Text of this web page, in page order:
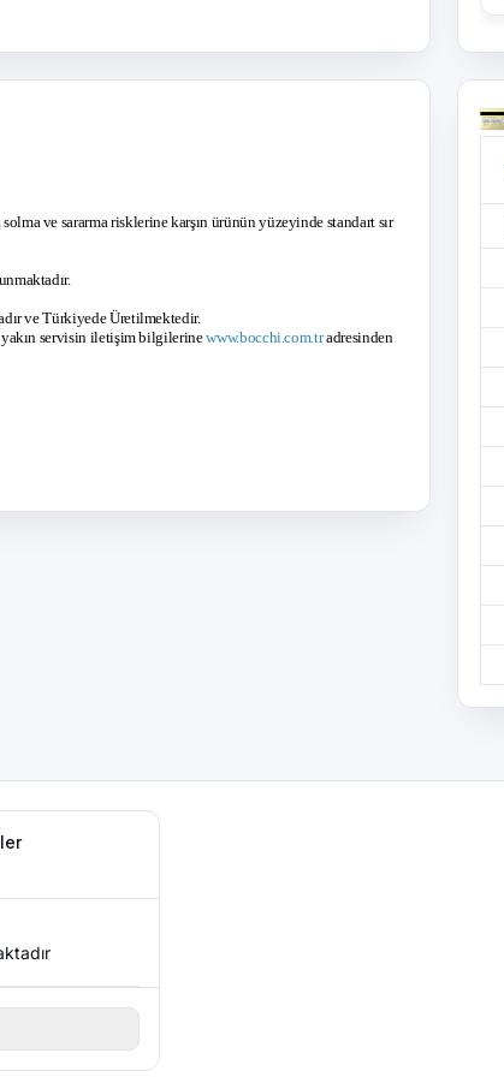
ve sararma risklerine karşın ürünün yüzeyinde standart sır
ve Türkiyede Üretilmektedir.
servisin iletişim bilgilerinewww.bocchi.com.tradresinden